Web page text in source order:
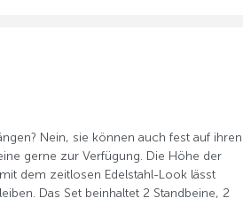
Nein, sie können auch fest auf ihren
gerne zur Verfügung. Die Höhe der
dem zeitlosen Edelstahl-Look lässt
Das Set beinhaltet 2 Standbeine, 2